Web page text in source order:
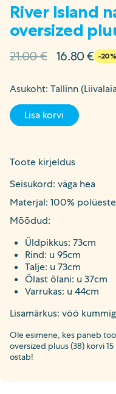
River Island
oversized
21.00€
Algne
oli:
21.00 €.
16.80€
is:
-20%
Asukoht: Tallinn
Lisa korvi
Toote kirjeldus
Seisukord: väga hea
Materjal: 100%
Mõõdud:
Üldpikkus: 73cm
Rind: u 95cm
Talje: u 73cm
Õlast õlani: u 37cm
Varrukas: u 44cm
Lisamärkus: vöö
Ole esimene, kes paneb
oversized pluus (38) korvi
ostab!